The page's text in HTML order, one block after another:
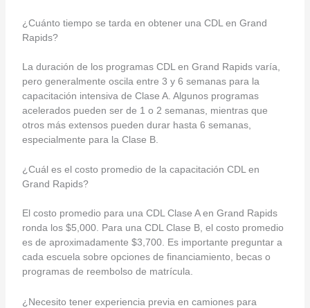
¿Cuánto tiempo se tarda en obtener una CDL en Grand
Rapids?
La duración de los programas CDL en Grand Rapids varía,
pero generalmente oscila entre 3 y 6 semanas para la
capacitación intensiva de Clase A. Algunos programas
acelerados pueden ser de 1 o 2 semanas, mientras que
otros más extensos pueden durar hasta 6 semanas,
especialmente para la Clase B.
¿Cuál es el costo promedio de la capacitación CDL en
Grand Rapids?
El costo promedio para una CDL Clase A en Grand Rapids
ronda los $5,000. Para una CDL Clase B, el costo promedio
es de aproximadamente $3,700. Es importante preguntar a
cada escuela sobre opciones de financiamiento, becas o
programas de reembolso de matrícula.
¿Necesito tener experiencia previa en camiones para